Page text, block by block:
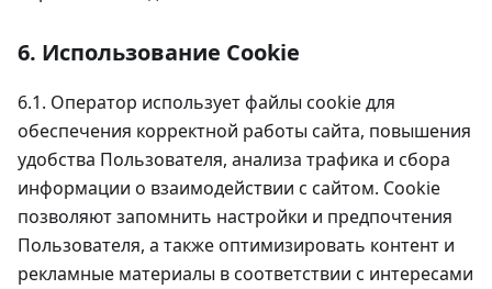
6. Использование Cookie
6.1. Оператор использует файлы cookie для
обеспечения корректной работы сайта, повышения
удобства Пользователя, анализа трафика и сбора
информации о взаимодействии с сайтом. Cookie
позволяют запомнить настройки и предпочтения
Пользователя, а также оптимизировать контент и
рекламные материалы в соответствии с интересами